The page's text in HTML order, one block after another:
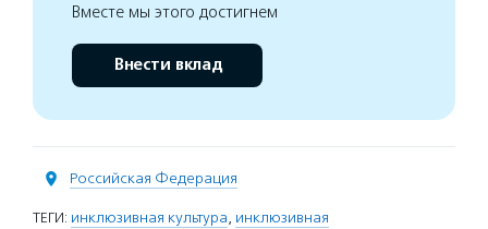
Вместе мы этого достигнем
Внести вклад
Российская Федерация
ТЕГИ: инклюзивная культура, инклюзивная